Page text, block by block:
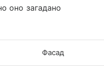
оно загадано
Фасад